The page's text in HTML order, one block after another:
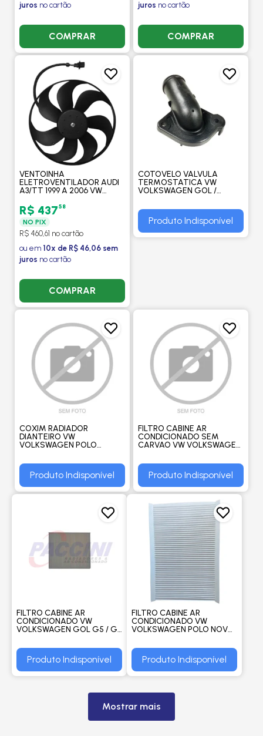
juros no cartão
COMPRAR
juros no cartão
COMPRAR
VENTOINHA
ELETROVENTILADOR AUDI
A3/TT 1999 A 2006 VW
A 2010/GOLF 2000 A
2007/NEW BETLEE 2007 A
2009 - M. MARELLI
R$ 43758
NO PIX
R$ 460,61 no cartão
ou em 10x de R$ 46,06 sem
juros no cartão
COMPRAR
COTOVELO VALVULA
TERMOSTATICA VW
VOLKSWAGEN GOL /
Produto Indisponível
COXIM RADIADOR
DIANTEIRO VW
VOLKSWAGEN POLO
SPACEFOX / GOL / VOYAGE
/ SAVEIRO / 2003 A 2015 -
GETOFLEX
Produto Indisponível
FILTRO CABINE AR
CONDICIONADO SEM
CARVAO VW VOLKSWAGEN
1.0/ 1.6 TOTAL 2003 > -
WEGAProduto Indisponível
FILTRO CABINE AR
CONDICIONADO VW
VOLKSWAGEN GOL G5 / G6
C/A 2003 EM DIANTE -
DENSOProduto Indisponível
FILTRO CABINE AR
CONDICIONADO VW
VOLKSWAGEN POLO NOVO
Produto Indisponível
Mostrar mais